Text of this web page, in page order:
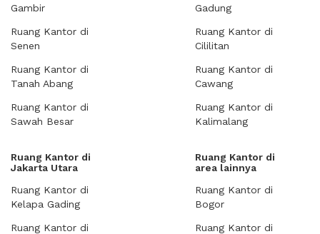
Gambir
Ruang Kantor di
Senen
Ruang Kantor di
Tanah Abang
Ruang Kantor di
Sawah Besar
Gadung
Ruang Kantor di
Cililitan
Ruang Kantor di
Cawang
Ruang Kantor di
Kalimalang
Ruang Kantor di
Jakarta Utara
Ruang Kantor di
Kelapa Gading
Ruang Kantor di
Ruang Kantor di
area lainnya
Ruang Kantor di
Bogor
Ruang Kantor di